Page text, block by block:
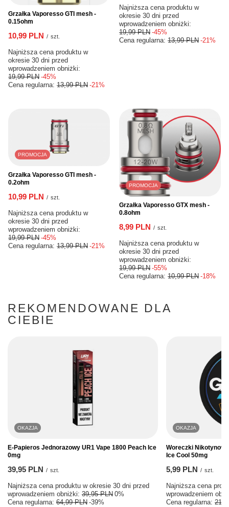
Grzałka Vaporesso GTI mesh -
0.15ohm
10,99 PLN / szt.
Najniższa cena produktu w
okresie 30 dni przed
wprowadzeniem obniżki:
19,99 PLN -45%
Cena regularna: 13,99 PLN -21%
Najniższa cena produktu w
okresie 30 dni przed
wprowadzeniem obniżki:
19,99 PLN -45%
Cena regularna: 13,99 PLN -21%
PROMOCJA
Grzałka Vaporesso GTI mesh -
0.2ohm
10,99 PLN / szt.
Najniższa cena produktu w
okresie 30 dni przed
wprowadzeniem obniżki:
19,99 PLN -45%
Cena regularna: 13,99 PLN -21%
PROMOCJA
Grzałka Vaporesso GTX mesh -
0.8ohm
8,99 PLN / szt.
Najniższa cena produktu w
okresie 30 dni przed
wprowadzeniem obniżki:
19,99 PLN -55%
Cena regularna: 10,99 PLN -18%
REKOMENDOWANE DLA
CIEBIE
OKAZJA
E-Papieros Jednorazowy UR1 Vape 1800 Peach Ice
0mg
39,95 PLN / szt.
Najniższa cena produktu w okresie 30 dni przed
wprowadzeniem obniżki: 39,95 PLN 0%
Cena regularna: 64,99 PLN -39%
OKAZJA
Woreczki
Ice Cool 50mg
5,99 PLN / szt.
Najniższa cena
wprowadzeniem
Cena regularna: